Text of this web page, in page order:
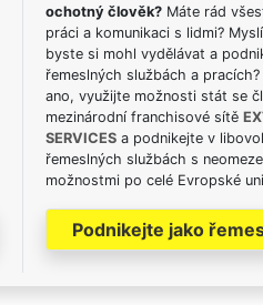
ochotný člověk? Máte rád
práci a komunikaci s lidmi?
byste si mohl vydělávat a
řemeslných službách a pracích?
ano, využijte možnosti stát se
mezinárodní franchisové sítě
SERVICES a podnikejte v
řemeslných službách s
možnostmi po celé Evropské
Podnikejte jako